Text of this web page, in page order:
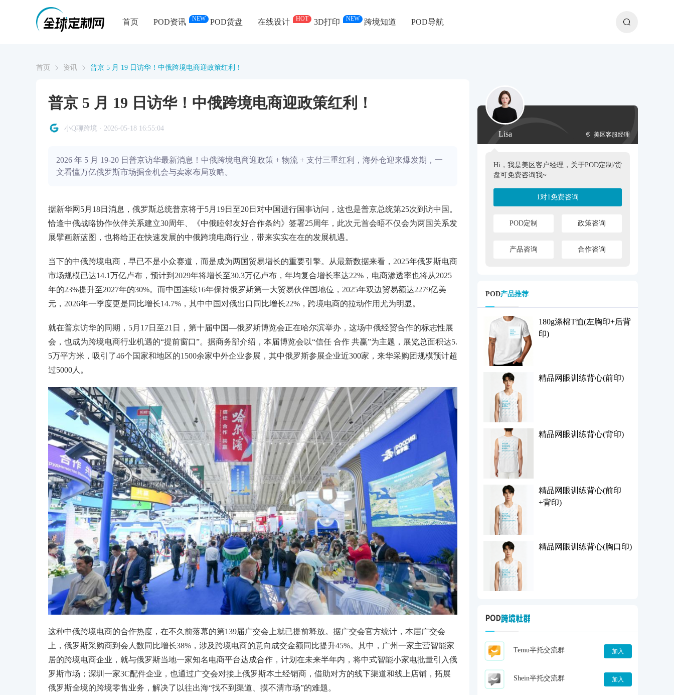
首页 POD资讯 NEW POD货盘 在线设计 HOT 3D打印 NEW 跨境知道 POD导航
首页 资讯 普京 5 月 19 日访华！中俄跨境电商迎政策红利！
普京 5 月 19 日访华！中俄跨境电商迎政策红利！
小Q聊跨境 · 2026-05-18 16:55:04
2026 年 5 月 19-20 日普京访华最新消息！中俄跨境电商迎政策 + 物流 + 支付三重红利，海外仓迎来爆发期，一
文看懂万亿俄罗斯市场掘金机会与卖家布局攻略。
据新华网5月18日消息，俄罗斯总统普京将于5月19日至20日对中国进行国事访问，这也是普京总统第25次到访中国。
恰逢中俄战略协作伙伴关系建立30周年、《中俄睦邻友好合作条约》签署25周年，此次元首会晤不仅会为两国关系发
展擘画新蓝图，也将给正在快速发展的中俄跨境电商行业，带来实实在在的发展机遇。
当下的中俄跨境电商，早已不是小众赛道，而是成为两国贸易增长的重要引擎。从最新数据来看，2025年俄罗斯电商
市场规模已达14.1万亿卢布，预计到2029年将增长至30.3万亿卢布，年均复合增长率达22%，电商渗透率也将从2025
年的23%提升至2027年的30%。而中国连续16年保持俄罗斯第一大贸易伙伴国地位，2025年双边贸易额达2279亿美
元，2026年一季度更是同比增长14.7%，其中中国对俄出口同比增长22%，跨境电商的拉动作用尤为明显。
就在普京访华的同期，5月17日至21日，第十届中国—俄罗斯博览会正在哈尔滨举办，这场中俄经贸合作的标志性展
会，也成为跨境电商行业机遇的“提前窗口”。据商务部介绍，本届博览会以“信任 合作 共赢”为主题，展览总面积达5.
5万平方米，吸引了46个国家和地区的1500余家中外企业参展，其中俄罗斯参展企业近300家，来华采购团规模预计超
过5000人。
这种中俄跨境电商的合作热度，在不久前落幕的第139届广交会上就已提前释放。据广交会官方统计，本届广交会
上，俄罗斯采购商到会人数同比增长38%，涉及跨境电商的意向成交金额同比提升45%。其中，广州一家主营智能家
居的跨境电商企业，就与俄罗斯当地一家知名电商平台达成合作，计划在未来半年内，将中式智能小家电批量引入俄
罗斯市场；深圳一家3C配件企业，也通过广交会对接上俄罗斯本土经销商，借助对方的线下渠道和线上店铺，拓展
俄罗斯全境的跨境零售业务，解决了以往出海“找不到渠道、摸不清市场”的难题。
Lisa 美区客服经理
Hi，我是美区客户经理，关于POD定制/货
盘可免费咨询我~
1对1免费咨询
POD定制 政策咨询
产品咨询 合作咨询
POD产品推荐
180g涤棉T恤(左胸印+后背
印)
精品网眼训练背心(前印)
精品网眼训练背心(背印)
精品网眼训练背心(前印
+背印)
精品网眼训练背心(胸口印)
Temu半托交流群 加入
Shein半托交流群 加入